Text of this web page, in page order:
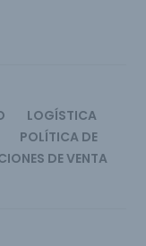
LOGÍSTICA
POLÍTICA DE
DE VENTA